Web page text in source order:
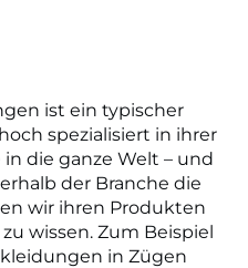
ist ein typischer
spezialisiert in ihrer
die ganze Welt – und
der Branche die
wir ihren Produkten
wissen. Zum Beispiel
in Zügen